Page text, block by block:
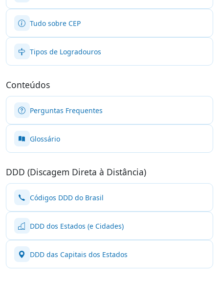
Tudo sobre CEP
Tipos de Logradouros
Conteúdos
Perguntas Frequentes
Glossário
DDD (Discagem Direta à Distância)
Códigos DDD do Brasil
DDD dos Estados (e Cidades)
DDD das Capitais dos Estados